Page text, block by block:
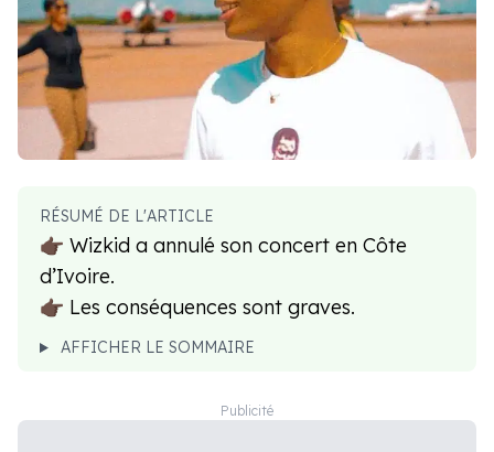
RÉSUMÉ DE L'ARTICLE
👉🏿 Wizkid a annulé son concert en Côte
d’Ivoire.
👉🏿 Les conséquences sont graves.
AFFICHER LE SOMMAIRE